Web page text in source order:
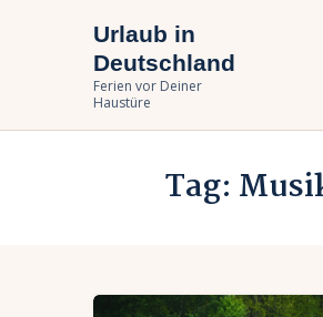
Urlaub in
Deutschland
Ferien vor Deiner
Haustüre
Tag:
Urlaub in
Ferien vor Deiner Haustüre
Urlaub zuhause
Bundesländer